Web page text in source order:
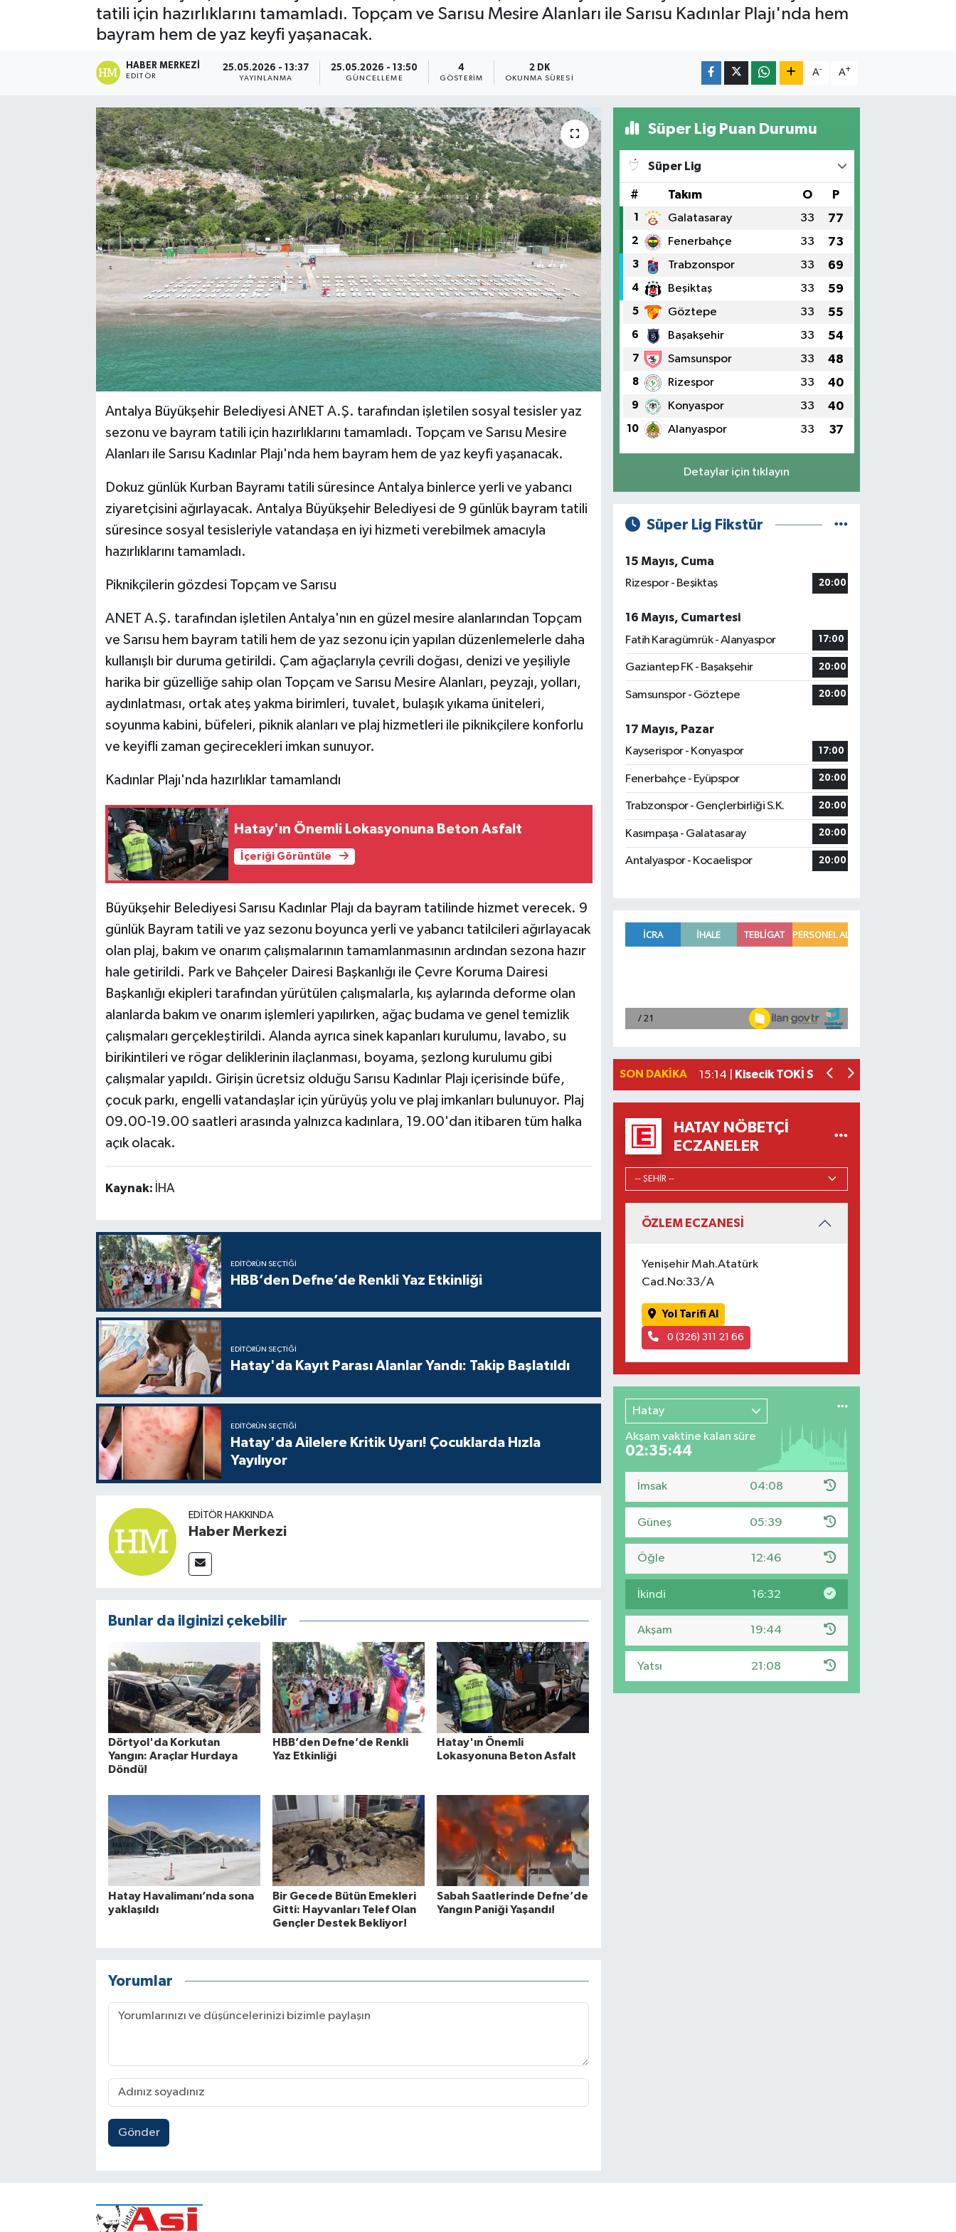
tatili için hazırlıklarını tamamladı. Topçam ve Sarısu Mesire Alanları ile Sarısu Kadınlar Plajı'nda hem
bayram hem de yaz keyfi yaşanacak.
HABER MERKEZI
EDITÖR
25.05.2026 - 13:37
YAYINLANMA
25.05.2026 - 13:50
GÜNCELLEME
4
GÖSTERIM
2 DK
OKUNMA SÜRESI
A- A+
Antalya Büyükşehir Belediyesi ANET A.Ş. tarafından işletilen sosyal tesisler yaz
sezonu ve bayram tatili için hazırlıklarını tamamladı. Topçam ve Sarısu Mesire
Alanları ile Sarısu Kadınlar Plajı'nda hem bayram hem de yaz keyfi yaşanacak.
Dokuz günlük Kurban Bayramı tatili süresince Antalya binlerce yerli ve yabancı
ziyaretçisini ağırlayacak. Antalya Büyükşehir Belediyesi de 9 günlük bayram tatili
süresince sosyal tesisleriyle vatandaşa en iyi hizmeti verebilmek amacıyla
hazırlıklarını tamamladı.
Piknikçilerin gözdesi Topçam ve Sarısu
ANET A.Ş. tarafından işletilen Antalya'nın en güzel mesire alanlarından Topçam
ve Sarısu hem bayram tatili hem de yaz sezonu için yapılan düzenlemelerle daha
kullanışlı bir duruma getirildi. Çam ağaçlarıyla çevrili doğası, denizi ve yeşiliyle
harika bir güzelliğe sahip olan Topçam ve Sarısu Mesire Alanları, peyzajı, yolları,
aydınlatması, ortak ateş yakma birimleri, tuvalet, bulaşık yıkama üniteleri,
soyunma kabini, büfeleri, piknik alanları ve plaj hizmetleri ile piknikçilere konforlu
ve keyifli zaman geçirecekleri imkan sunuyor.
Kadınlar Plajı'nda hazırlıklar tamamlandı
Hatay'ın Önemli Lokasyonuna Beton Asfalt
İçeriği Görüntüle
Büyükşehir Belediyesi Sarısu Kadınlar Plajı da bayram tatilinde hizmet verecek. 9
günlük Bayram tatili ve yaz sezonu boyunca yerli ve yabancı tatilcileri ağırlayacak
olan plaj, bakım ve onarım çalışmalarının tamamlanmasının ardından sezona hazır
hale getirildi. Park ve Bahçeler Dairesi Başkanlığı ile Çevre Koruma Dairesi
Başkanlığı ekipleri tarafından yürütülen çalışmalarla, kış aylarında deforme olan
alanlarda bakım ve onarım işlemleri yapılırken, ağaç budama ve genel temizlik
çalışmaları gerçekleştirildi. Alanda ayrıca sinek kapanları kurulumu, lavabo, su
birikintileri ve rögar deliklerinin ilaçlanması, boyama, şezlong kurulumu gibi
çalışmalar yapıldı. Girişin ücretsiz olduğu Sarısu Kadınlar Plajı içerisinde büfe,
çocuk parkı, engelli vatandaşlar için yürüyüş yolu ve plaj imkanları bulunuyor. Plaj
09.00-19.00 saatleri arasında yalnızca kadınlara, 19.00'dan itibaren tüm halka
açık olacak.
Kaynak: İHA
EDITÖRÜN SEÇTIĞI
HBB’den Defne’de Renkli Yaz Etkinliği
EDITÖRÜN SEÇTIĞI
Hatay'da Kayıt Parası Alanlar Yandı: Takip Başlatıldı
EDITÖRÜN SEÇTIĞI
Hatay'da Ailelere Kritik Uyarı! Çocuklarda Hızla
Yayılıyor
EDITÖR HAKKINDA
Haber Merkezi
Bunlar da ilginizi çekebilir
Dörtyol'da Korkutan
Yangın: Araçlar Hurdaya
Döndü!
HBB’den Defne’de Renkli
Yaz Etkinliği
Hatay'ın Önemli
Lokasyonuna Beton Asfalt
Hatay Havalimanı’nda sona
yaklaşıldı
Bir Gecede Bütün Emekleri
Gitti: Hayvanları Telef Olan
Gençler Destek Bekliyor!
Sabah Saatlerinde Defne’de
Yangın Paniği Yaşandı!
Yorumlar
Gönder
Süper Lig Puan Durumu
Süper Lig
# Takım O P
1 Galatasaray 33 77
2 Fenerbahçe 33 73
3 Trabzonspor 33 69
4 Beşiktaş 33 59
5 Göztepe 33 55
6 Başakşehir 33 54
7 Samsunspor 33 48
8 Rizespor 33 40
9 Konyaspor 33 40
10 Alanyaspor 33 37
Detaylar için tıklayın
Süper Lig Fikstür
15 Mayıs, Cuma
Rizespor - Beşiktaş
20:00
16 Mayıs, Cumartesi
Fatih Karagümrük - Alanyaspor
17:00
Gaziantep FK - Başakşehir 20:00
Samsunspor - Göztepe 20:00
17 Mayıs, Pazar
Kayserispor - Konyaspor
17:00
Fenerbahçe - Eyüpspor 20:00
Trabzonspor - Gençlerbirliği S.K. 20:00
Kasımpaşa - Galatasaray 20:00
Antalyaspor - Kocaelispor 20:00
SON DAKIKA
Dörtyol'da Korkutan Yangın: Araçlar
15:14 |
Kisecik TOKİ Sakinlerinin Beklediği Hat
HATAY NÖBETÇI
ECZANELER
ÖZLEM ECZANESİ
Yenişehir Mah.Atatürk
Cad.No:33/A
Yol Tarifi Al
0 (326) 311 21 66
Hatay
Akşam vaktine kalan süre
02:35:43
İmsak 04:08
Güneş 05:39
Öğle 12:46
İkindi 16:32
Akşam 19:44
Yatsı 21:08